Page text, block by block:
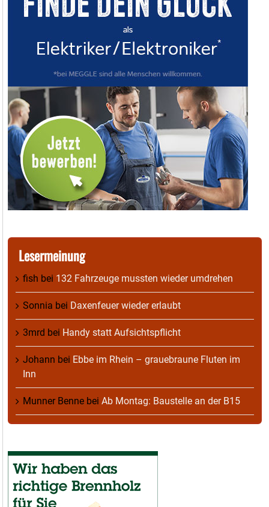
Lesermeinung
fish bei 132 Fahrzeuge mussten wieder umdrehen
Sonnia bei Daxenfeuer wieder erlaubt
3mrd bei Handy statt Aufsichtspflicht
Johann bei Ebbe im Rhein – grauebraune Fluten im
Inn
Munner Benne bei Ab Montag: Baustelle an der B15